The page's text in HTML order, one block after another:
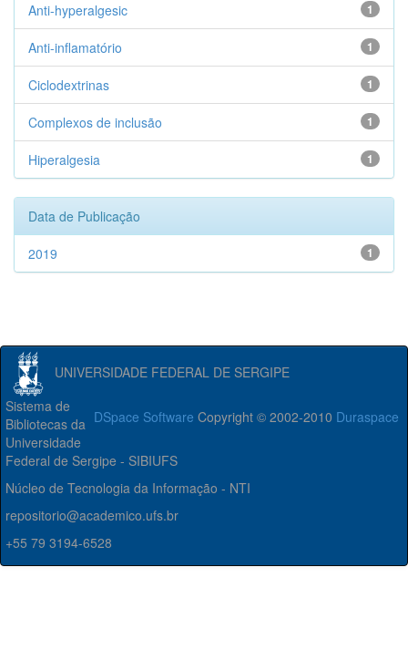
1
Anti-hyperalgesic
1
Anti-inflamatório
1
Ciclodextrinas
1
Complexos de inclusão
1
Hiperalgesia
Data de Publicação
1
2019
UNIVERSIDADE FEDERAL DE SERGIPE
DSpace Software Copyright © 2002-2010 Duraspace
Sistema de
Bibliotecas da
Universidade
Federal de Sergipe - SIBIUFS
Núcleo de Tecnologia da Informação - NTI
repositorio@academico.ufs.br
+55 79 3194-6528